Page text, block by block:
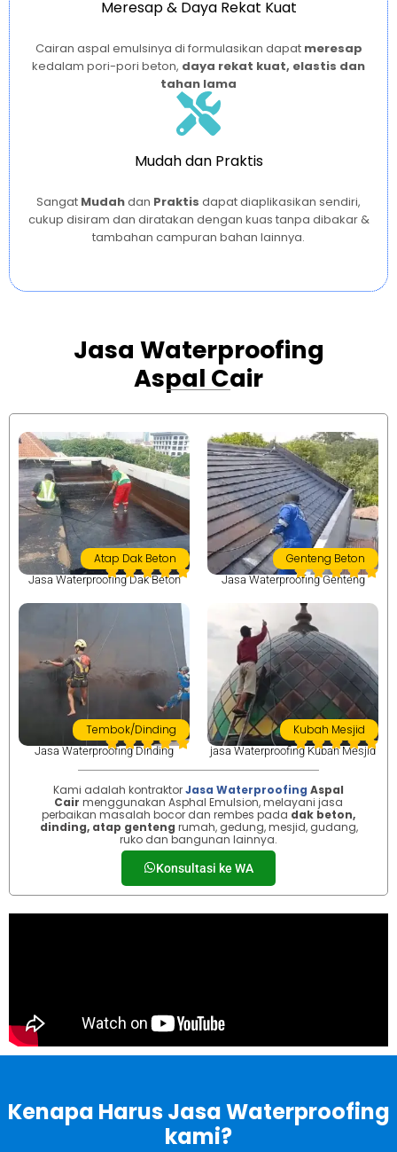
Meresap & Daya Rekat Kuat
Cairan aspal emulsinya di formulasikan dapat meresap
kedalam pori-pori beton, daya rekat kuat, elastis dan
tahan lama
Mudah dan Praktis
Sangat Mudahdan Praktis dapat diaplikasikan sendiri,
cukup disiram dan diratakan dengan kuas tanpa dibakar &
tambahan campuran bahan lainnya.
Jasa Waterproofing
Aspal Cair
Atap Dak Beton
Jasa Waterproofing Dak Beton
Genteng Beton
Jasa Waterproofing Genteng
Tembok/Dinding
Jasa Waterproofing Dinding
Kubah Mesjid
jasa Waterproofing Kubah Mesjid
Kami adalah kontraktorJasa Waterproofing Aspal
Cair menggunakan Asphal Emulsion, melayani jasa
perbaikan masalah bocor dan rembes pada dak beton,
dinding, atap genteng rumah, gedung, mesjid, gudang,
ruko dan bangunan lainnya.
Konsultasi ke WA
Kenapa Harus Jasa Waterproofing
kami?